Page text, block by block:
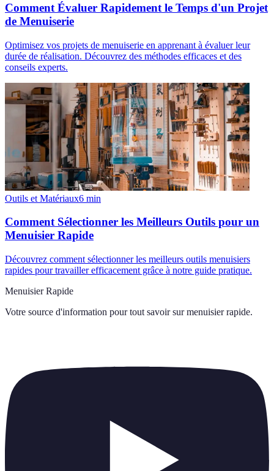
Comment Évaluer Rapidement le Temps d'un Projet
de Menuiserie
Optimisez vos projets de menuiserie en apprenant à évaluer leur
durée de réalisation. Découvrez des méthodes efficaces et des
conseils experts.
Outils et Matériaux6 min
Comment Sélectionner les Meilleurs Outils pour un
Menuisier Rapide
Découvrez comment sélectionner les meilleurs outils menuisiers
rapides pour travailler efficacement grâce à notre guide pratique.
Menuisier Rapide
Votre source d'information pour tout savoir sur menuisier rapide.